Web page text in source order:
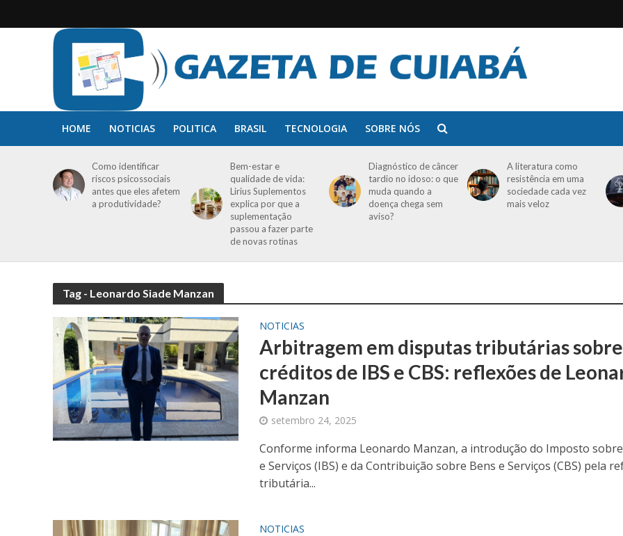
HOME NOTICIAS POLITICA BRASIL TECNOLOGIA SOBRE NÓS
Como identificar
riscos psicossociais
antes que eles afetem
a produtividade?
Bem-estar e
qualidade de vida:
Lirius Suplementos
explica por que a
suplementação
passou a fazer parte
de novas rotinas
Diagnóstico de câncer
tardio no idoso: o que
muda quando a
doença chega sem
aviso?
A literatura como
resistência em uma
sociedade cada vez
mais veloz
Tag - Leonardo Siade Manzan
NOTICIAS
Arbitragem em disputas tributárias sobre
créditos de IBS e CBS: reflexões de
Manzan
setembro 24, 2025
Conforme informa Leonardo Manzan, a introdução do Imposto
e Serviços (IBS) e da Contribuição sobre Bens e Serviços (CBS) pela
tributária...
NOTICIAS